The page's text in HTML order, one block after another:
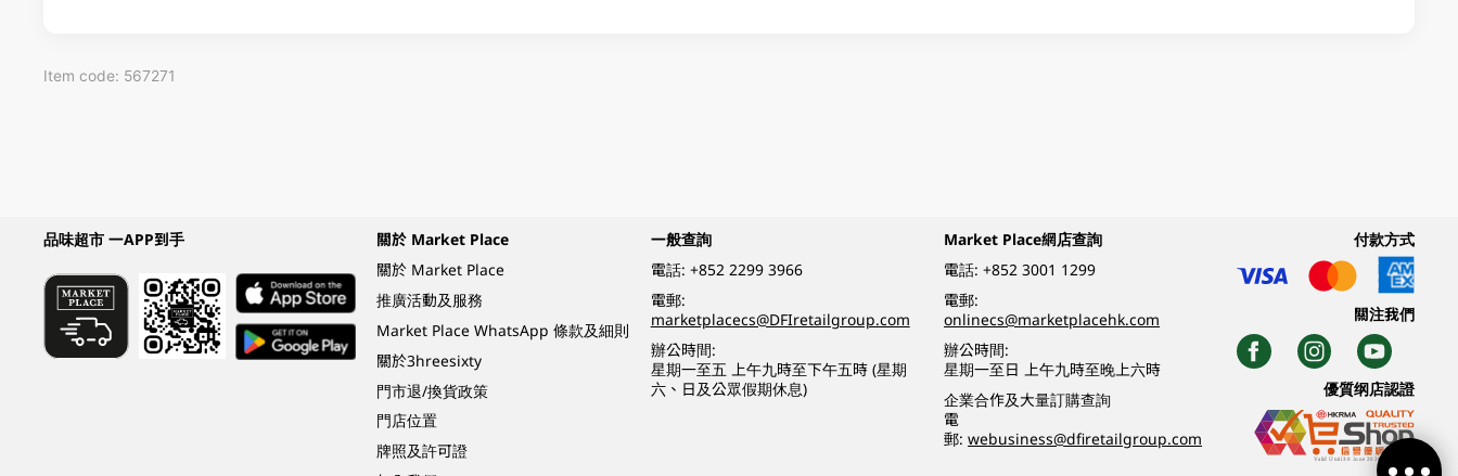
Item code: 567271
品味超市 一APP到手
關於 Market Place
關於 Market Place
推廣活動及服務
Market Place WhatsApp 條款及細則
關於3hreesixty
門市退/換貨政策
門店位置
牌照及許可證
一般查詢
電話: +852 2299 3966
電郵:
marketplacecs@DFIretailgroup.com
辦公時間:
星期一至五 上午九時至下午五時 (星期
六、日及公眾假期休息)
Market Place網店查詢
電話:+852 3001 1299
電郵:
onlinecs@marketplacehk.com
辦公時間:
星期一至日 上午九時至晚上六時
企業合作及大量訂購查詢
電
郵:webusiness@dfiretailgroup.com
付款方式
關注我們
優質纲店認證